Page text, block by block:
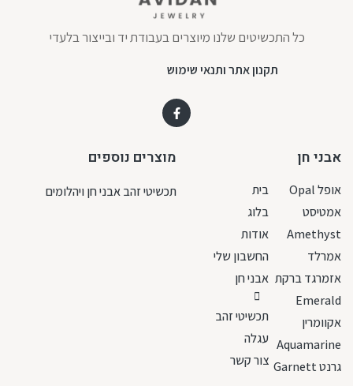
כל התכשיטים שלנו מיוצרים בעבודת יד ובייצור בלעדי
תקנון אתר ותנאי שימוש
אבני חן
אופל Opal
אמטיסט
Amethyst
אמרלד
אזמרגד ברקת
Emerald
אקוומרין
Aquamarine
גרנט Garnett
בית
בלוג
אודות
החשבון שלי
אבני חן
תכשיטי זהב
עגלה
צור קשר
מוצרים נוספים
תכשיטי זהב אבני חן ויהלומים